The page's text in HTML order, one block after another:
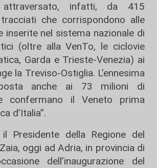
infatti, da 415
che corrispondono alle
inserite nel sistema nazionale di
(oltre alla VenTo, le ciclovie
Garda e Trieste-Venezia) ai
la Treviso-Ostiglia. L’ennesima
anche ai 73 milioni di
confermano il Veneto prima
d’Italia”.
Presidente della Regione del
oggi ad Adria, in provincia di
dell’inaugurazione del